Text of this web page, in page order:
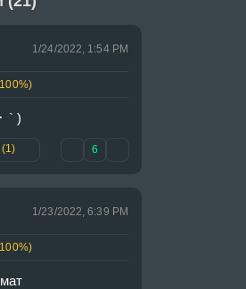
1/23/2022, 6:39 PM
1/24/2022, 1:54 PM
` )
6